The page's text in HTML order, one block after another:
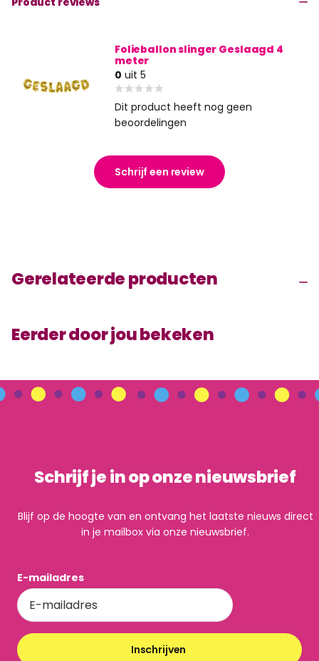
Folieballon slinger Geslaagd 4
meter
0 uit 5
Dit product heeft nog geen
beoordelingen
Schrijf een review
Gerelateerde producten
Eerder door jou bekeken
Schrijf je in op onze nieuwsbrief
Blijf op de hoogte van en ontvang het laatste nieuws direct
in je mailbox via onze nieuwsbrief.
E-mailadres
Inschrijven